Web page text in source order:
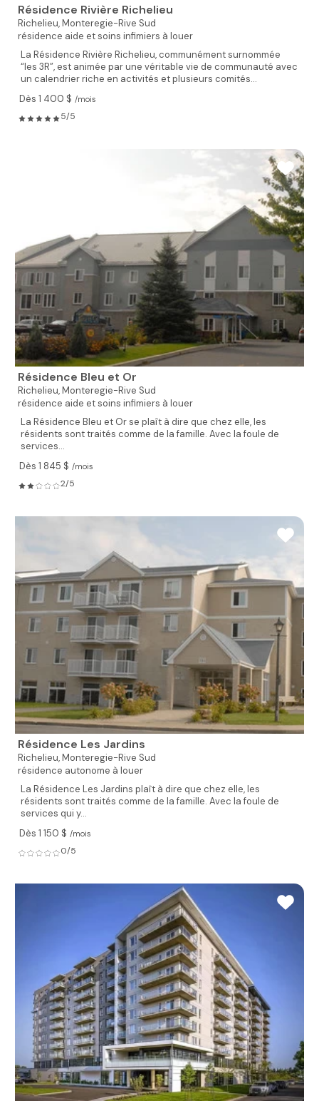
Résidence Rivière Richelieu
Richelieu,Monteregie-Rive Sud
résidence aide et soins infimiers à louer
La Résidence Rivière Richelieu, communément surnommée
“les 3R”, est animée par une véritable vie de communauté avec
un calendrier riche en activités et plusieurs comités...
Dès 1 400 $ /mois
5/5
Résidence Bleu et Or
Richelieu,Monteregie-Rive Sud
résidence aide et soins infimiers à louer
La Résidence Bleu et Or se plaît à dire que chez elle, les
résidents sont traités comme de la famille. Avec la foule de
services...
Dès 1 845 $ /mois
2/5
Résidence Les Jardins
Richelieu,Monteregie-Rive Sud
résidence autonome à louer
La Résidence Les Jardins plaît à dire que chez elle, les
résidents sont traités comme de la famille. Avec la foule de
services qui y...
Dès 1 150 $ /mois
0/5